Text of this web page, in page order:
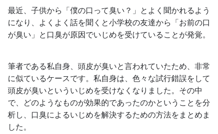
最近、子供から「僕の口って臭い？」とよく聞かれるよう
になり、よくよく話を聞くと小学校の友達から「お前の口
が臭い」と口臭が原因でいじめを受けていることが発覚。
筆者である私自身、頭皮が臭いと言われていたため、非常
に似ているケースです。私自身は、色々な試行錯誤をして
頭皮が臭いといういじめを受けなくなりました。その中
で、どのようなものが効果的であったのかということを分
析し、口臭によるいじめを解決するための方法をまとめま
した。